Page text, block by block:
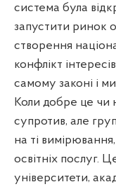
система була
запустити ринок
створення
конфлікт
самому законі і
Коли добре це чи
супротив, але
на ті
освітніх послуг.
університети,